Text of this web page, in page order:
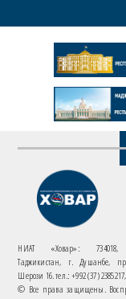
НИАТ «Ховар»: 734018,
Таджикистан, г. Душанбе,
Шерози 16. тел.: +992 (37)
© Все права защищены.